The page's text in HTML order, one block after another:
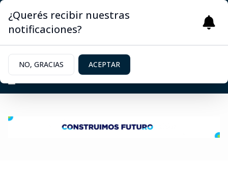
¿Querés recibir nuestras
notificaciones?
NO, GRACIAS ACEPTAR